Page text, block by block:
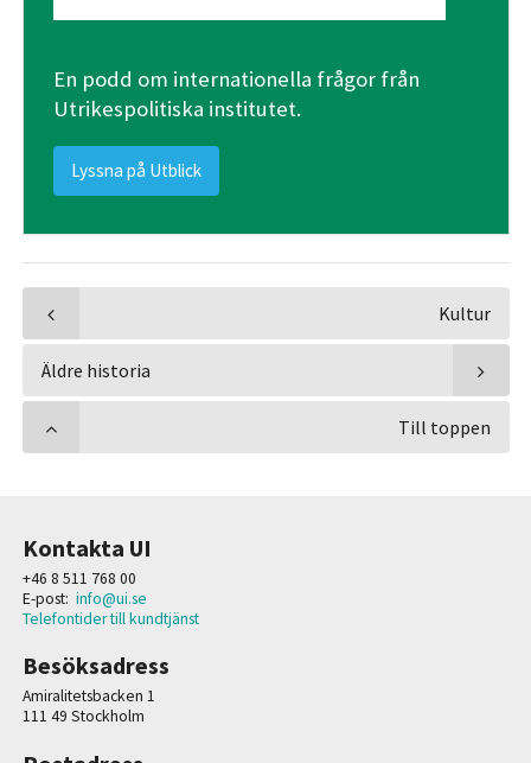
En podd om internationella frågor från
Utrikespolitiska institutet.
Lyssna på Utblick
Kultur
Äldre historia
Till toppen
Kontakta UI
+46 8 511 768 00
E-post: info@ui.se
Telefontider till kundtjänst
Besöksadress
Amiralitetsbacken 1
111 49 Stockholm